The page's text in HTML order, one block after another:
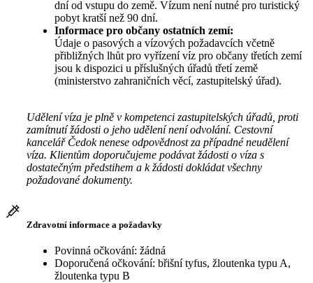
dní od vstupu do země. Vízum není nutné pro turistický
pobyt kratší než 90 dní.
Informace pro občany ostatních zemí:
Údaje o pasových a vízových požadavcích včetně
přibližných lhůt pro vyřízení víz pro občany třetích zemí
jsou k dispozici u příslušných úřadů třetí země
(ministerstvo zahraničních věcí, zastupitelský úřad).
Udělení víza je plně v kompetenci zastupitelských úřadů, proti
zamítnutí žádosti o jeho udělení není odvolání. Cestovní
kancelář Čedok nenese odpovědnost za případné neudělení
víza. Klientům doporučujeme podávat žádosti o víza s
dostatečným předstihem a k žádosti dokládat všechny
požadované dokumenty.
Zdravotní informace a požadavky
Povinná očkování: žádná
Doporučená očkování: břišní tyfus, žloutenka typu A,
žloutenka typu B